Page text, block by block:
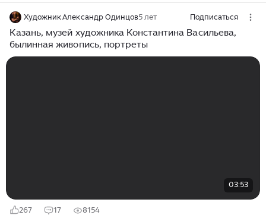
Художник Александр Одинцов5 лет Подписаться
Казань, музей художника Константина Васильева,
былинная живопись, портреты
03:53
267 17 8154